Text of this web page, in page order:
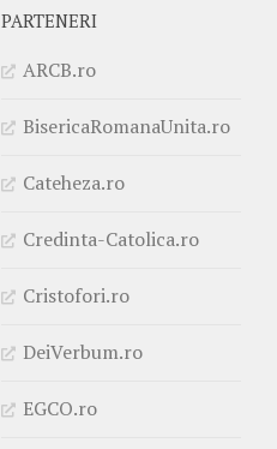
PARTENERI
ARCB.ro
BisericaRomanaUnita.ro
Cateheza.ro
Credinta-Catolica.ro
Cristofori.ro
DeiVerbum.ro
EGCO.ro